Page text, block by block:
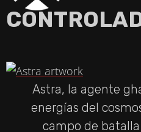
Astra, la agente
energías del
campo de